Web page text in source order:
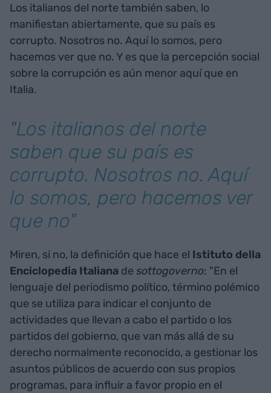
Los italianos del norte también saben, lo
manifiestan abiertamente, que su país es
corrupto. Nosotros no. Aquí lo somos, pero
hacemos ver que no. Y es que la percepción social
sobre la corrupción es aún menor aquí que en
Italia.
"Los italianos del norte
saben que su país es
corrupto. Nosotros no. Aquí
lo somos, pero hacemos ver
que no"
Miren, si no, la definición que hace el Istituto della
Enciclopedia Italiana de sottogoverno: "En el
lenguaje del periodismo político, término polémico
que se utiliza para indicar el conjunto de
actividades que llevan a cabo el partido o los
partidos del gobierno, que van más allá de su
derecho normalmente reconocido, a gestionar los
asuntos públicos de acuerdo con sus propios
programas, para influir a favor propio en el